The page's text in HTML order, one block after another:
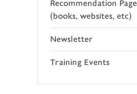
Recommendation Page
(books, websites, etc)
Newsletter
Training Events